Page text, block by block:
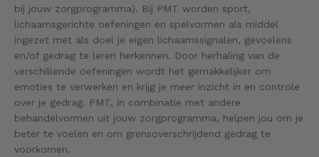
bij jouw zorgprogramma). Bij PMT worden sport,
lichaamsgerichte oefeningen en spelvormen als middel
ingezet met als doel je eigen lichaamssignalen, gevoelens
en/of gedrag te leren herkennen. Door herhaling van de
verschillende oefeningen wordt het gemakkelijker om
emoties te verwerken en krijg je meer inzicht in en controle
over je gedrag. PMT, in combinatie met andere
behandelvormen uit jouw zorgprogramma, helpen jou om je
beter te voelen en om grensoverschrijdend gedrag te
voorkomen.